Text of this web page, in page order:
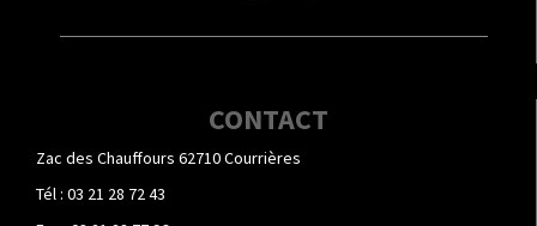
CONTACT
Zac des Chauffours 62710 Courrières
Tél : 03 21 28 72 43